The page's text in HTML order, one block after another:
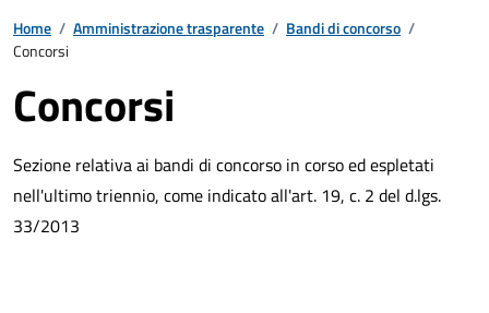
Home / Amministrazione trasparente / Bandi di concorso /
Concorsi
Concorsi
Sezione relativa ai bandi di concorso in corso ed espletati
nell'ultimo triennio, come indicato all'art. 19, c. 2 del d.lgs.
33/2013